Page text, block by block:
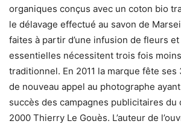
organiques conçus avec un coton bio
le délavage effectué au savon de
faites à partir d’une infusion de fleurs
essentielles nécessitent trois fois moins
traditionnel. En 2011 la marque fête ses
de nouveau appel au photographe
succès des campagnes publicitaires du
2000 Thierry Le Gouès. L’auteur de